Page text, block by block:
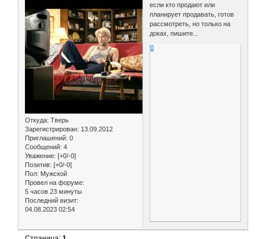
Откуда: Тверь
Зарегистрирован: 13.09.2012
Приглашений: 0
Сообщений: 4
Уважение: [+0/-0]
Позитив: [+0/-0]
Пол: Мужской
Провел на форуме:
5 часов 23 минуты
Последний визит:
04.08.2023 02:54
если кто продают или
планирует продавать, готов
рассмотреть, но только на
доках, пишите...
0